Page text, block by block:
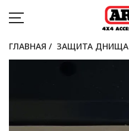
АВТОМОБИЛИ
ГЛАВНАЯ / ЗАЩИТА ДНИЩА